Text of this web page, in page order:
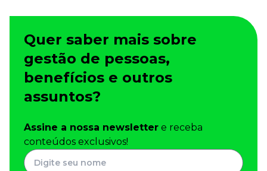
Quer saber mais sobre
gestão de pessoas,
benefícios e outros
assuntos?
Assine a nossa newsletter e receba
conteúdos exclusivos!